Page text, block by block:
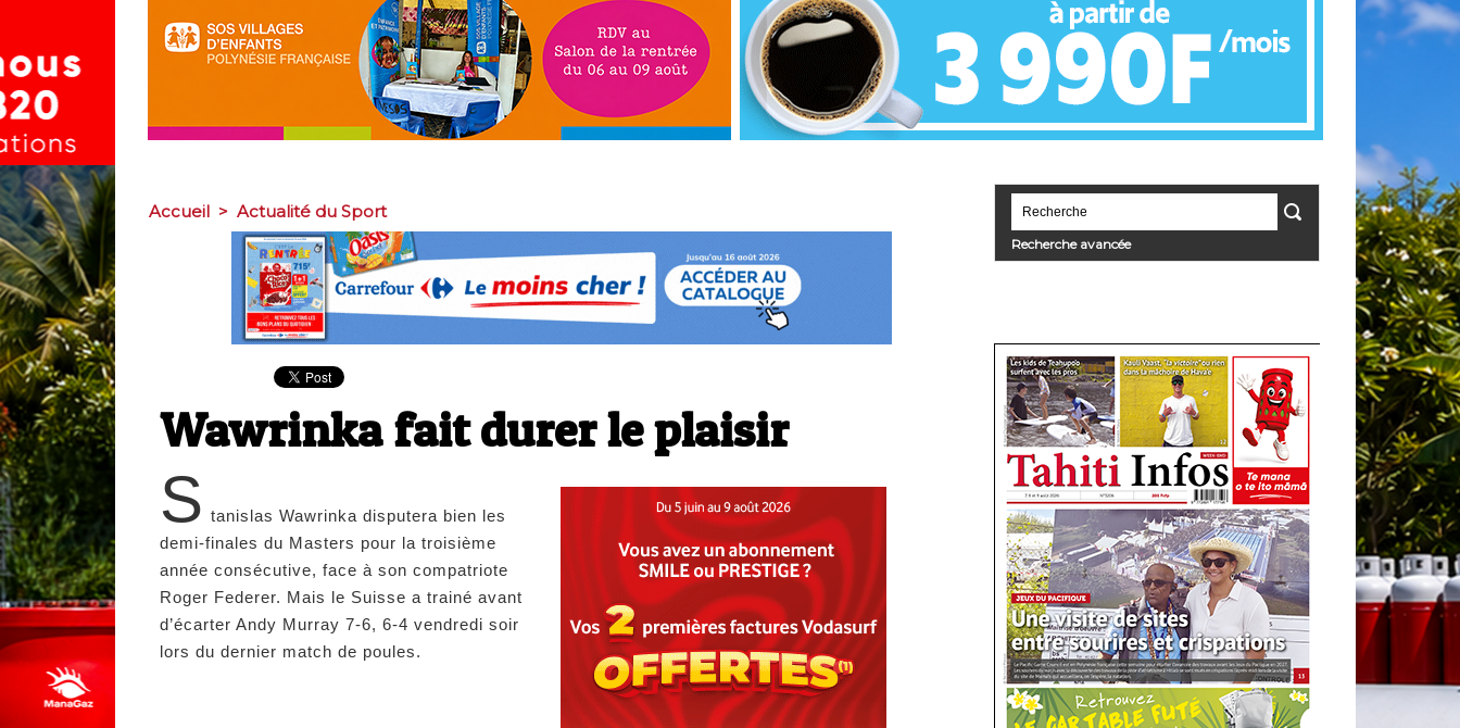
Accueil > Actualité du Sport
Wawrinka fait durer le plaisir
S tanislas Wawrinka disputera bien les
demi-finales du Masters pour la troisième
année consécutive, face à son compatriote
Roger Federer. Mais le Suisse a trainé avant
d’écarter Andy Murray 7-6, 6-4 vendredi soir
lors du dernier match de poules.
Recherche avancée